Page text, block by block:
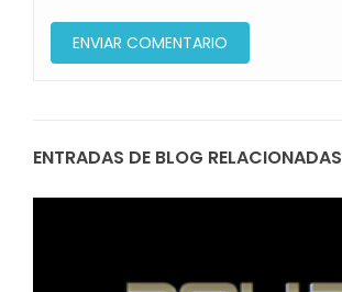
ENTRADAS DE BLOG RELACIONADAS